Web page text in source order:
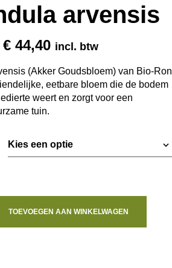
arvensis
€44,40Prijsklasse:
tot
€ 44,40
incl. btw
(Akker Goudsbloem) van Bio-Ron
eetbare bloem die de bodem
weert en zorgt voor een
tuin.
TOEVOEGEN AAN WINKELWAGEN